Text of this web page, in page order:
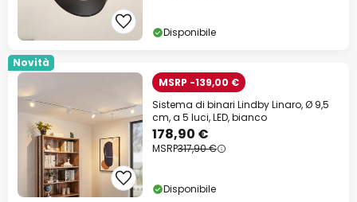
Disponibile
Novità
MSRP -139,00 €
Sistema di binari Lindby Linaro, Ø 9,5
cm, a 5 luci, LED, bianco
178,90 €
MSRP317,90 €
Disponibile